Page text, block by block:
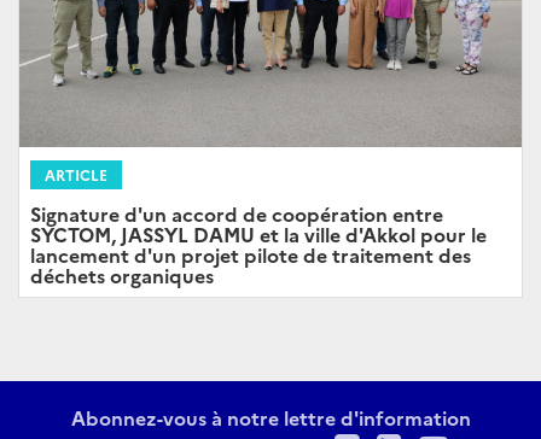
ARTICLE
Signature d'un accord de coopération entre
SYCTOM, JASSYL DAMU et la ville d'Akkol pour le
lancement d'un projet pilote de traitement des
déchets organiques
Abonnez-vous à notre lettre d'information